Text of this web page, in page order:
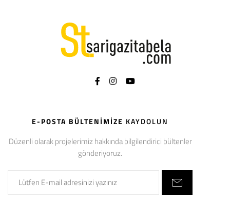
E-POSTA BÜLTENIMIZE KAYDOLUN
Düzenli olarak projelerimiz hakkında bilgilendirici bültenler
gönderiyoruz.